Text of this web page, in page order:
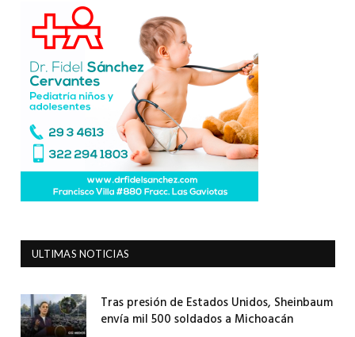
ULTIMAS NOTICIAS
Tras presión de Estados Unidos, Sheinbaum
envía mil 500 soldados a Michoacán